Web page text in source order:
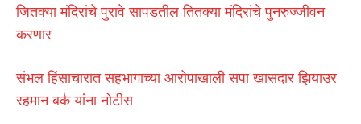
जितक्या मंदिरांचे पुरावे सापडतील तितक्या मंदिरांचे पुनरुज्जीवन
करणार
संभल हिंसाचारात सहभागाच्या आरोपाखाली सपा खासदार झियाउर
रहमान बर्क यांना नोटीस